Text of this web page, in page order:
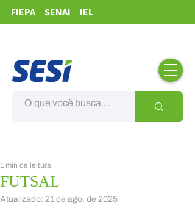
FIEPA SENAI IEL
FUTSAL
1 min de leitura
Atualizado: 21 de ago. de 2025